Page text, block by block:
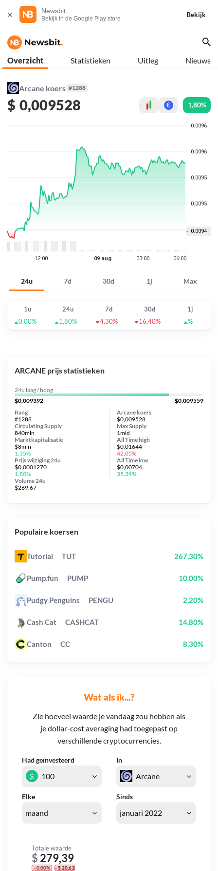
Newsbit
Bekijk in de Google Play store
Bekijk
Overzicht Statistieken Uitleg Nieuws
Arcane koers #1288
$ 0,009528 € 1,80%
24u 7d 30d 1j Max
1u 24u 7d 30d
1j
0,00%
1,80% 4,30% 16,40% %
Wat als ik...?
Zie hoeveel waarde je vandaag zou hebben als
je dollar-cost averaging had toegepast op
verschillende cryptocurrencies.
Had geïnvesteerd In
Elke Sinds
$
Totale waarde
$ 279,39
- 0,00% - $ 20,61
ARCANE prijs statistieken
24u laag / hoog
$0,009392
$0,009559
Arcane koers
$0,009528
Circulating Supply
840mln
Prijs wijziging 24u
$0,0001270
1,80%
Max Supply
1mld
Marktkapitalisatie
$8mln
1,35%
Volume 24u
$269.67
Rang
#1288
All Timehigh
$0,01644
42,05%
All Time low
$0,00704
35,34%
Populaire koersen
Tutorial TUT 267,30%
Pump.fun PUMP 10,00%
Pudgy Penguins PENGU 2,20%
Cash Cat CASHCAT 14,80%
Canton CC 8,30%